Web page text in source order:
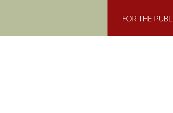
FOR THE